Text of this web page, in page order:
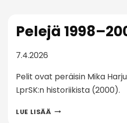
Pelejä
7.4.2026
Pelit ovat peräisin Mika
LprSK:n historiikista (2000).
LUE LISÄÄ PELEJÄ